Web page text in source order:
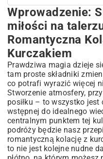
Wprowadzenie: Smak
– Romantyczna Kolacja z
Dlaczego kurczak to
romantyczną kolację?
Lekkość i uniwersalność w
Zdrowe i łatwe do
Jak wybrać najlepsze
wyjątkowego smaku?
Świeży kurczak – klucz do
Aromatyczne zioła i
rozpalą zmysły
Warzywa, które dodadzą
Przepis na romantyczną
kurczakiem krok po kroku
Wprowadzenie:
miłości na
Romantyczna
Kurczakiem
Prawdziwa magia dzieje
tam proste składniki
co potrafi wyrazić więcej
Stworzenie atmosfery,
posiłku – to wszystko jest
wstępnej do idealnego
centralnym punktem tej
podróży będzie nasz
romantyczną kolację z
to nie jest kolejne nudne